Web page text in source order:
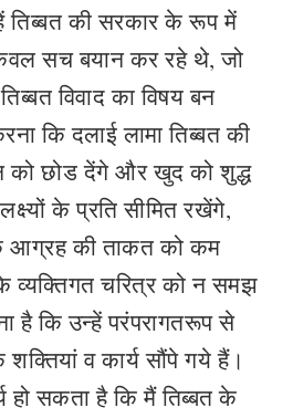
तिब्बत की सरकार के रूप में
केवल सच बयान कर रहे थे, जो
विवाद का विषय बन
कि दलाई लामा तिब्बत की
छोड देंगे और खुद को शुद्ध
के प्रति सीमित रखेंगे,
के आग्रह की ताकत को कम
व्यक्तिगत चरित्र को न समझ
है कि उन्हें परंपरागतरूप से
व कार्य सौंपे गये हैं।
सकता है कि मैं तिब्बत के